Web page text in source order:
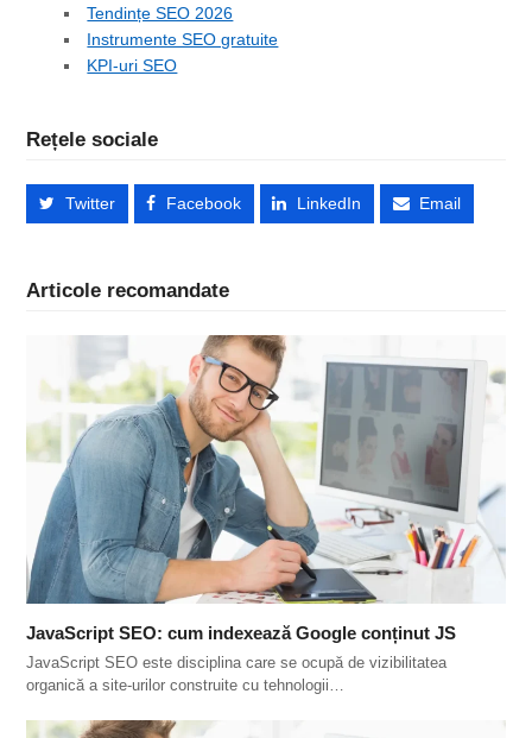
Tendințe SEO 2026
Instrumente SEO gratuite
KPI-uri SEO
Rețele sociale
Twitter Facebook LinkedIn Email
Articole recomandate
JavaScript SEO: cum indexează Google conținut JS
JavaScript SEO este disciplina care se ocupă de vizibilitatea
organică a site-urilor construite cu tehnologii…